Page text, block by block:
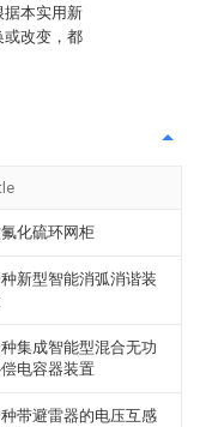
据本实用新
或改变，都
化硫环网柜
新型智能消弧消谐装
集成智能型混合无功
电容器装置
带避雷器的电压互感